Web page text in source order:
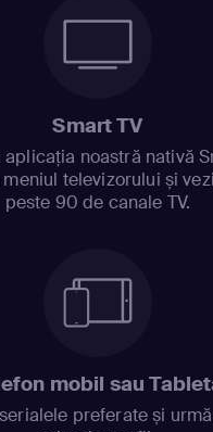
Smart TV
aplicația noastră nativă
televizorului și
peste 90 de canale TV.
mobil sau
preferate și